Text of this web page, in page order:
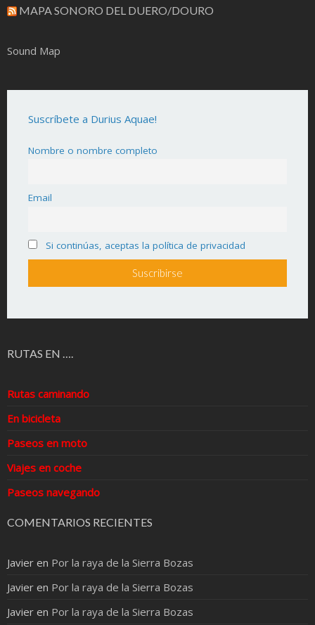
MAPA SONORO DEL DUERO/DOURO
Sound Map
Suscríbete a Durius Aquae!
Nombre o nombre completo
Email
Si continúas, aceptas la política de privacidad
RUTAS EN ….
Rutas caminando
En bicicleta
Paseos en moto
Viajes en coche
Paseos navegando
COMENTARIOS RECIENTES
Javier en Por la raya de la Sierra Bozas
Javier en Por la raya de la Sierra Bozas
Javier en Por la raya de la Sierra Bozas